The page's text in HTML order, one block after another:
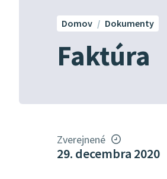
Faktúra
Domov Dokumenty
Zverejnené
29. decembra 2020